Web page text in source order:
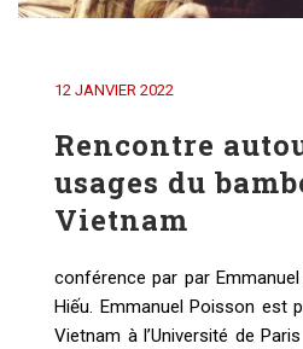
12 JANVIER 2022
Rencontre
usages du
Vietnam
conférence par par
Hiếu. Emmanuel Poisson est
Vietnam à l’Université de